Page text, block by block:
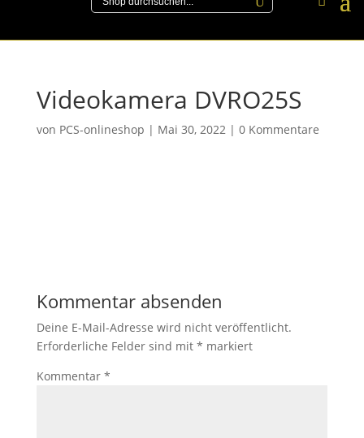
Videokamera DVRO25S
von PCS-onlineshop | Mai 30, 2022| 0 Kommentare
Kommentar absenden
Deine E-Mail-Adresse wird nicht veröffentlicht.
Erforderliche Felder sind mit * markiert
Kommentar *